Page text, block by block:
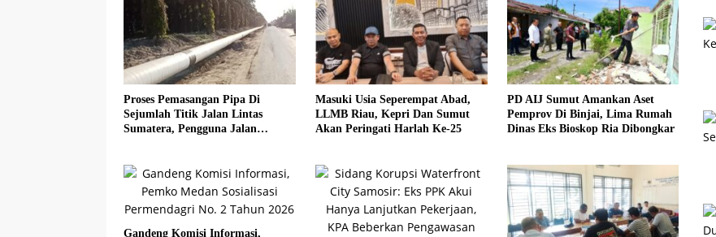
Proses Pemasangan Pipa Di
Sejumlah Titik Jalan Lintas
Sumatera, Pengguna Jalan
Masuki Usia Seperempat Abad,
LLMB Riau, Kepri Dan Sumut
Akan Peringati Harlah Ke-25
PD AIJ Sumut Amankan Aset
Pemprov Di Binjai, Lima Rumah
Dinas Eks Bioskop Ria Dibongkar
Gandeng Komisi Informasi,